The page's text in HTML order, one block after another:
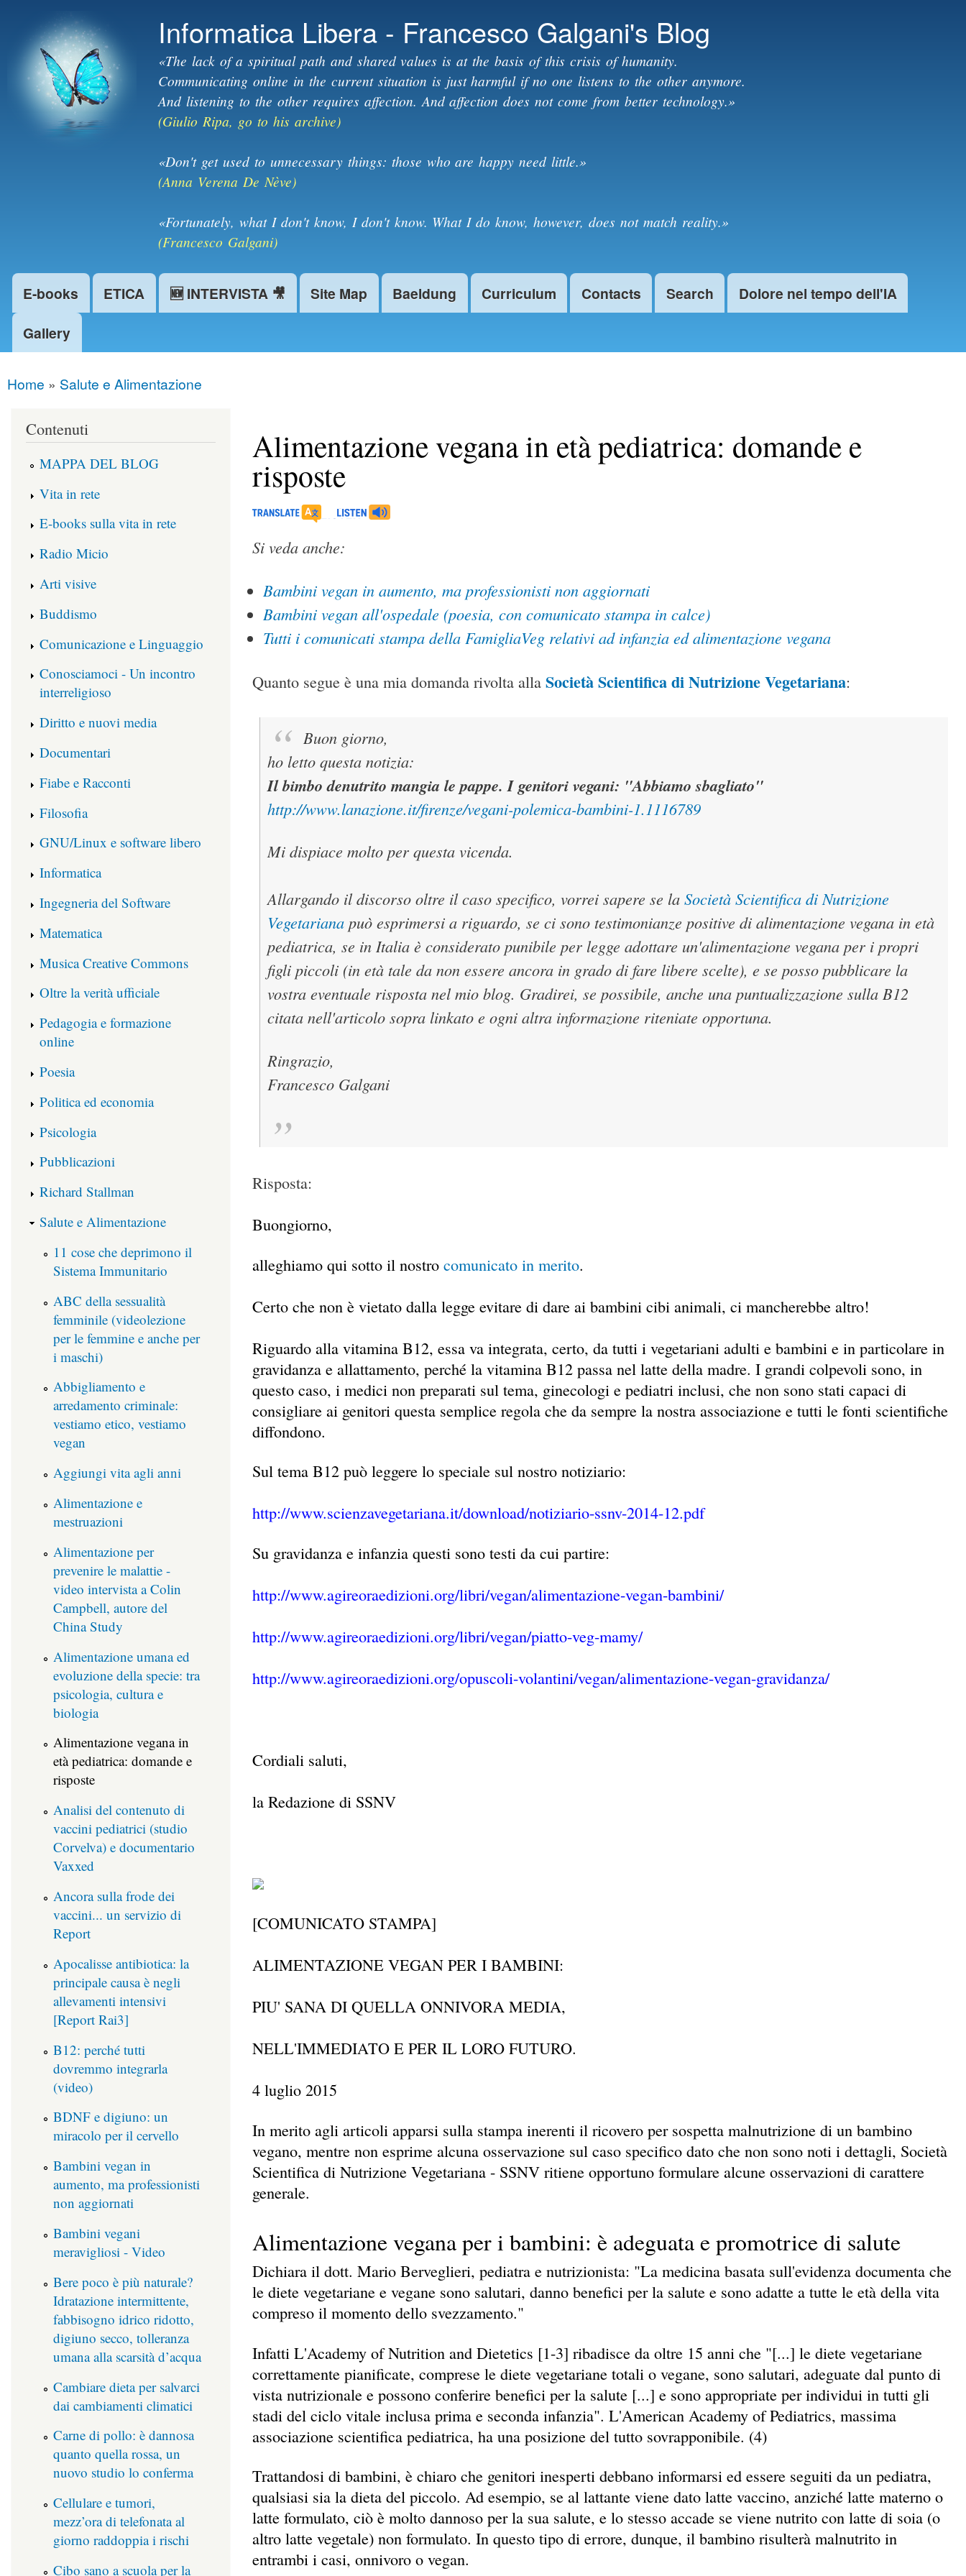
main
content
Informatica Libera - Francesco Galgani's Blog
«The lack of a spiritual path and shared values is at the basis of this crisis of humanity.
Communicating online in the current situation is just harmful if no one listens to the other anymore.
And listening to the other requires affection. And affection does not come from better technology.»
(Giulio Ripa, go to his archive)
«Don't get used to unnecessary things: those who are happy need little.»
(Anna Verena De Nève)
«Fortunately, what I don't know, I don't know. What I do know, however, does not match reality.»
(Francesco Galgani)
Main menu
E-books ETICA 🆕 INTERVISTA 🎥 Site Map Baeldung Curriculum Contacts Search
Dolore nel tempo dell'IA
Gallery
You are here
Home » Salute e Alimentazione
Alimentazione vegana in età pediatrica: domande e
risposte
Si veda anche:
Bambini vegan in aumento, ma professionisti non aggiornati
Bambini vegan all'ospedale (poesia, con comunicato stampa in calce)
Tutti i comunicati stampa della FamigliaVeg relativi ad infanzia ed alimentazione vegana
Quanto segue è una mia domanda rivolta alla Società Scientifica di Nutrizione Vegetariana:
Buon giorno,
ho letto questa notizia:
Il bimbo denutrito mangia le pappe. I genitori vegani: "Abbiamo sbagliato"
http://www.lanazione.it/firenze/vegani-polemica-bambini-1.1116789
Mi dispiace molto per questa vicenda.
Allargando il discorso oltre il caso specifico, vorrei sapere se la Società Scientifica di Nutrizione
Vegetariana può esprimersi a riguardo, se ci sono testimonianze positive di alimentazione vegana in età
pediatrica, se in Italia è considerato punibile per legge adottare un'alimentazione vegana per i propri
figli piccoli (in età tale da non essere ancora in grado di fare libere scelte), e se posso pubblicare la
vostra eventuale risposta nel mio blog. Gradirei, se possibile, anche una puntualizzazione sulla B12
citata nell'articolo sopra linkato e ogni altra informazione riteniate opportuna.
Ringrazio,
Francesco Galgani
Risposta:
Buongiorno,
alleghiamo qui sotto il nostro comunicato in merito.
Certo che non è vietato dalla legge evitare di dare ai bambini cibi animali, ci mancherebbe altro!
Riguardo alla vitamina B12, essa va integrata, certo, da tutti i vegetariani adulti e bambini e in particolare in
gravidanza e allattamento, perché la vitamina B12 passa nel latte della madre. I grandi colpevoli sono, in
questo caso, i medici non preparati sul tema, ginecologi e pediatri inclusi, che non sono stati capaci di
consigliare ai genitori questa semplice regola che da sempre la nostra associazione e tutti le fonti scientifiche
diffondono.
Sul tema B12 può leggere lo speciale sul nostro notiziario:
http://www.scienzavegetariana.it/download/notiziario-ssnv-2014-12.pdf
Su gravidanza e infanzia questi sono testi da cui partire:
http://www.agireoraedizioni.org/libri/vegan/alimentazione-vegan-bambini/
http://www.agireoraedizioni.org/libri/vegan/piatto-veg-mamy/
http://www.agireoraedizioni.org/opuscoli-volantini/vegan/alimentazione-vegan-gravidanza/
Cordiali saluti,
la Redazione di SSNV
[COMUNICATO STAMPA]
ALIMENTAZIONE VEGAN PER I BAMBINI:
PIU' SANA DI QUELLA ONNIVORA MEDIA,
NELL'IMMEDIATO E PER IL LORO FUTURO.
4 luglio 2015
In merito agli articoli apparsi sulla stampa inerenti il ricovero per sospetta malnutrizione di un bambino
vegano, mentre non esprime alcuna osservazione sul caso specifico dato che non sono noti i dettagli, Società
Scientifica di Nutrizione Vegetariana - SSNV ritiene opportuno formulare alcune osservazioni di carattere
generale.
Alimentazione vegana per i bambini: è adeguata e promotrice di salute
Dichiara il dott. Mario Berveglieri, pediatra e nutrizionista: "La medicina basata sull'evidenza documenta che
le diete vegetariane e vegane sono salutari, danno benefici per la salute e sono adatte a tutte le età della vita
compreso il momento dello svezzamento."
Infatti L'Academy of Nutrition and Dietetics [1-3] ribadisce da oltre 15 anni che "[...] le diete vegetariane
correttamente pianificate, comprese le diete vegetariane totali o vegane, sono salutari, adeguate dal punto di
vista nutrizionale e possono conferire benefici per la salute [...] e sono appropriate per individui in tutti gli
stadi del ciclo vitale inclusa prima e seconda infanzia". L'American Academy of Pediatrics, massima
associazione scientifica pediatrica, ha una posizione del tutto sovrapponibile. (4)
Trattandosi di bambini, è chiaro che genitori inesperti debbano informarsi ed essere seguiti da un pediatra,
qualsiasi sia la dieta del piccolo. Ad esempio, se al lattante viene dato latte vaccino, anziché latte materno o
latte formulato, ciò è molto dannoso per la sua salute, e lo stesso accade se viene nutrito con latte di soia (o
altro latte vegetale) non formulato. In questo tipo di errore, dunque, il bambino risulterà malnutrito in
entrambi i casi, onnivoro o vegan.
Contenuti
MAPPA DEL BLOG
Vita in rete
E-books sulla vita in rete
Radio Micio
Arti visive
Buddismo
Comunicazione e Linguaggio
Conosciamoci - Un incontro
interreligioso
Diritto e nuovi media
Documentari
Fiabe e Racconti
Filosofia
GNU/Linux e software libero
Informatica
Ingegneria del Software
Matematica
Musica Creative Commons
Oltre la verità ufficiale
Pedagogia e formazione
online
Poesia
Politica ed economia
Psicologia
Pubblicazioni
Richard Stallman
Salute e Alimentazione
11 cose che deprimono il
Sistema Immunitario
ABC della sessualità
femminile (videolezione
per le femmine e anche per
i maschi)
Abbigliamento e
arredamento criminale:
vestiamo etico, vestiamo
vegan
Aggiungi vita agli anni
Alimentazione e
mestruazioni
Alimentazione per
prevenire le malattie -
video intervista a Colin
Campbell, autore del
China Study
Alimentazione umana ed
evoluzione della specie: tra
psicologia, cultura e
biologia
Alimentazione vegana in
età pediatrica: domande e
risposte
Analisi del contenuto di
vaccini pediatrici (studio
Corvelva) e documentario
Vaxxed
Ancora sulla frode dei
vaccini... un servizio di
Report
Apocalisse antibiotica: la
principale causa è negli
allevamenti intensivi
[Report Rai3]
B12: perché tutti
dovremmo integrarla
(video)
BDNF e digiuno: un
miracolo per il cervello
Bambini vegan in
aumento, ma professionisti
non aggiornati
Bambini vegani
meravigliosi - Video
Bere poco è più naturale?
Idratazione intermittente,
fabbisogno idrico ridotto,
digiuno secco, tolleranza
umana alla scarsità d’acqua
Cambiare dieta per salvarci
dai cambiamenti climatici
Carne di pollo: è dannosa
quanto quella rossa, un
nuovo studio lo conferma
Cellulare e tumori,
mezz’ora di telefonata al
giorno raddoppia i rischi
Cibo sano a scuola per la